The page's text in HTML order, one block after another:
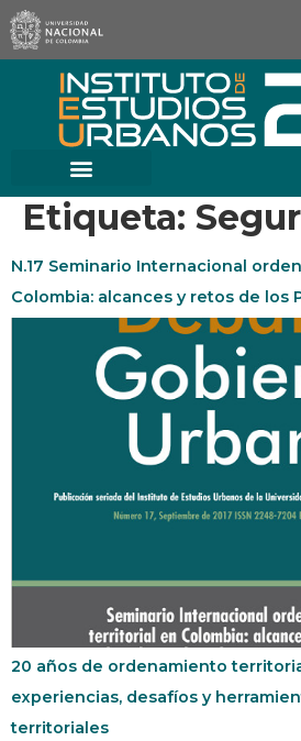
Etiqueta:
N.17 Seminario Internacional
Colombia: alcances y retos de los
20 años de ordenamiento
experiencias, desafíos y
territoriales